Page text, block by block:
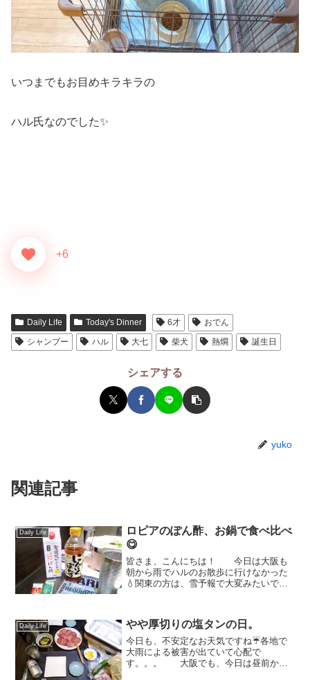
いつまでもお目めキラキラの
ハル氏なのでした✨
+6
Daily Life Today's Dinner 6才
おでん
シャンプー
ハル 大七 柴犬 熱燗 誕生日
シェアする
yuko
関連記事
Daily Life
ロピアのぽん酢、お鍋で食べ比べ
😋
皆さま、こんにちは！ 今日は大阪も
朝から雨でハルのお散歩に行けなかった
💧関東の方は、雪予報で大変みたいです
まいますよね💦💦 お気をつけくださー
い！ さてさて、先...
Daily Life やや厚切りの塩タンの日。
今日も、不安定なお天気ですね☔各地で
大雨による被害が出ていて心配で
す。。。 大阪でも、今日は昼前から